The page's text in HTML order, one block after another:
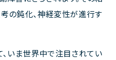
木 金 土 日･祝
考の鈍化、神経変性が進行す
、いま世界中で注目されてい